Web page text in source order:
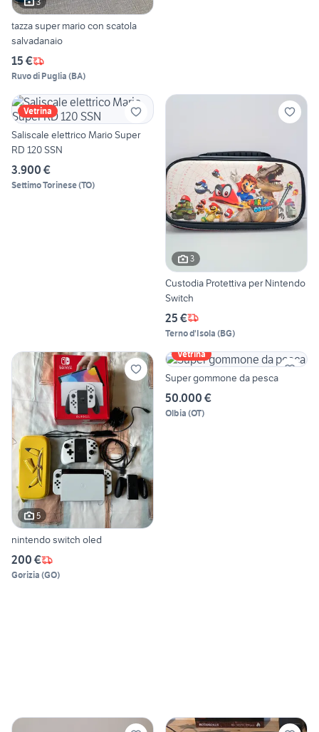
tazza super mario con scatola
salvadanaio
15 €
Ruvo di Puglia (BA)
Vetrina
Saliscale elettrico Mario Super
RD 120 SSN
3.900 €
Settimo Torinese(TO)
3
Custodia Protettiva per Nintendo
Switch
25 €
Terno d'Isola (BG)
5
nintendo switch oled
200 €
Gorizia (GO)
Vetrina
Super gommone da pesca
50.000 €
Olbia (OT)